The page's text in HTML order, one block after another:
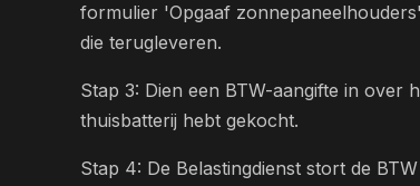
formulier 'Opgaaf
die terugleveren.
Stap 3: Dien een BTW-aangifte in over
thuisbatterij hebt gekocht.
Stap 4: De Belastingdienst stort de